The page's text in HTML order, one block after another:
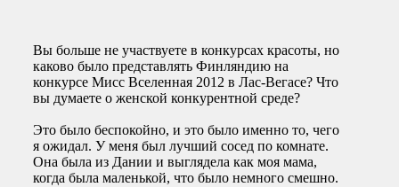
Вы больше не участвуете в конкурсах красоты, но
каково было представлять Финляндию на
конкурсе Мисс Вселенная 2012 в Лас-Вегасе? Что
вы думаете о женской конкурентной среде?
Это было беспокойно, и это было именно то, чего
я ожидал. У меня был лучший сосед по комнате.
Она была из Дании и выглядела как моя мама,
когда была маленькой, что было немного смешно.